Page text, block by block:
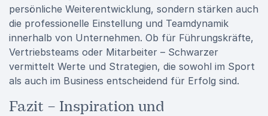
persönliche Weiterentwicklung, sondern stärken auch
die professionelle Einstellung und Teamdynamik
innerhalb von Unternehmen. Ob für Führungskräfte,
Vertriebsteams oder Mitarbeiter – Schwarzer
vermittelt Werte und Strategien, die sowohl im Sport
als auch im Business entscheidend für Erfolg sind.
Fazit – Inspiration und